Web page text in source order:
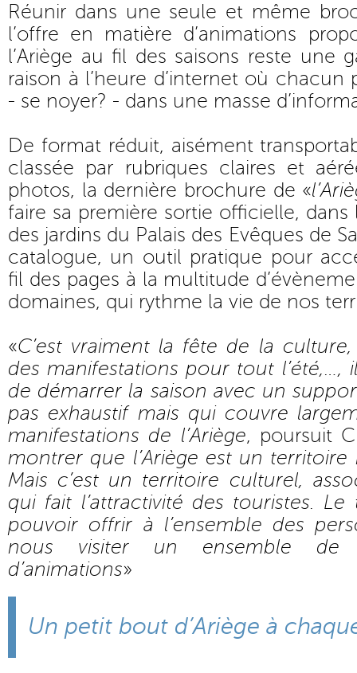
Réunir dans une seule et même
l’offre en matière d’animations
l’Ariège au fil des saisons reste une
raison à l’heure d’internet où chacun
- se noyer? - dans une masse
De format réduit, aisément
classée par rubriques claires et
photos, la dernière brochure de «
faire sa première sortie officielle,
des jardins du Palais des Evêques de
catalogue, un outil pratique pour
fil des pages à la multitude
domaines, qui rythme la vie de nos
«C’est vraiment la fête de la
des manifestations pour tout l’été,…,
de démarrer la saison avec un
pas exhaustif mais qui couvre
manifestations de l’Ariège, poursuit
montrer que l’Ariège est un
Mais c’est un territoire culturel,
qui fait l’attractivité des touristes. Le
pouvoir offrir à l’ensemble des
nous visiter un ensemble de
d’animations»
Un petit bout d’Ariège à